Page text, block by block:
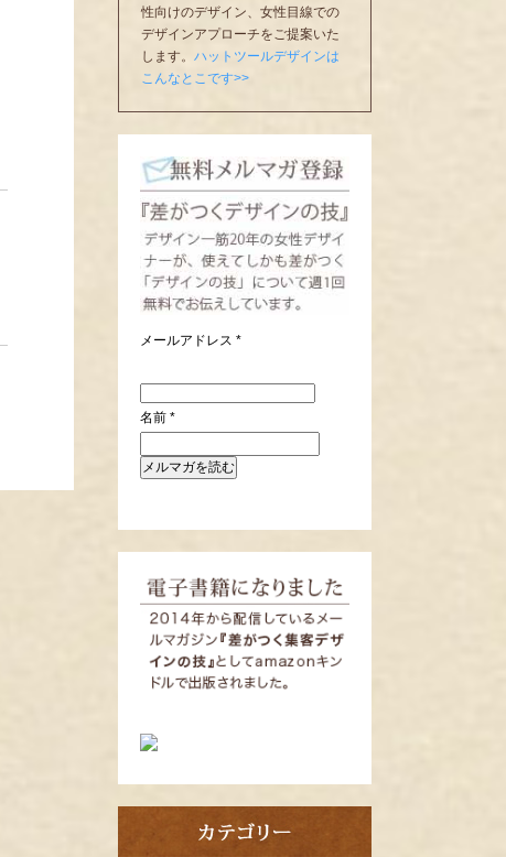
性向けのデザイン、女性目線での
デザインアプローチをご提案いた
します。 ハットツールデザインは
こんなとこです>>
メールアドレス *
名前 *